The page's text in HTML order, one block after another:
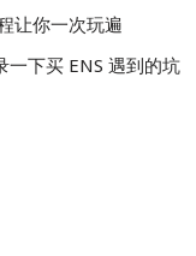
让你一次玩遍
下买 ENS 遇到的坑